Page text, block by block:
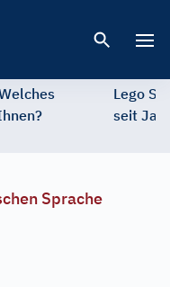
Lego
seit
Sprache